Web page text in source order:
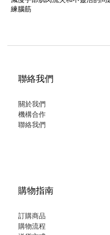
練腦筋
聯絡我們
關於我們
機構合作
聯絡我們
購物指南
訂購商品
購物流程